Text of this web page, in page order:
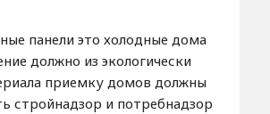
панели это холодные дома
должно из экологически
приемку домов должны
стройнадзор и потребнадзор